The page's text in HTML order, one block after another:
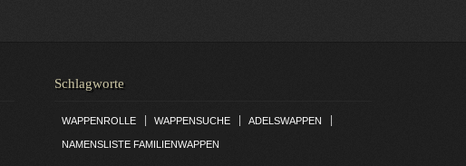
Schlagworte
WAPPENROLLE WAPPENSUCHE ADELSWAPPEN
NAMENSLISTE FAMILIENWAPPEN